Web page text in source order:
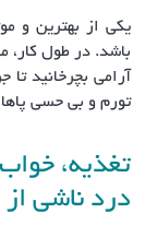
یکی از بهترین و
باشد. در طول کار،
آرامی بچرخانید تا
تورم و بی حسی
تغذیه،
درد ناشی